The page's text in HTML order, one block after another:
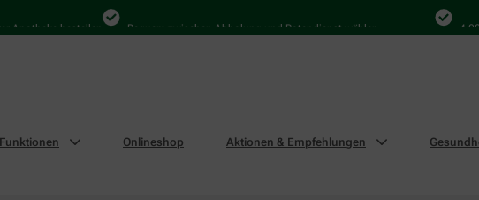
bestellen Bequem zwischen Abholung und Botendienst wählen 4.000
Onlineshop Aktionen & Empfehlungen